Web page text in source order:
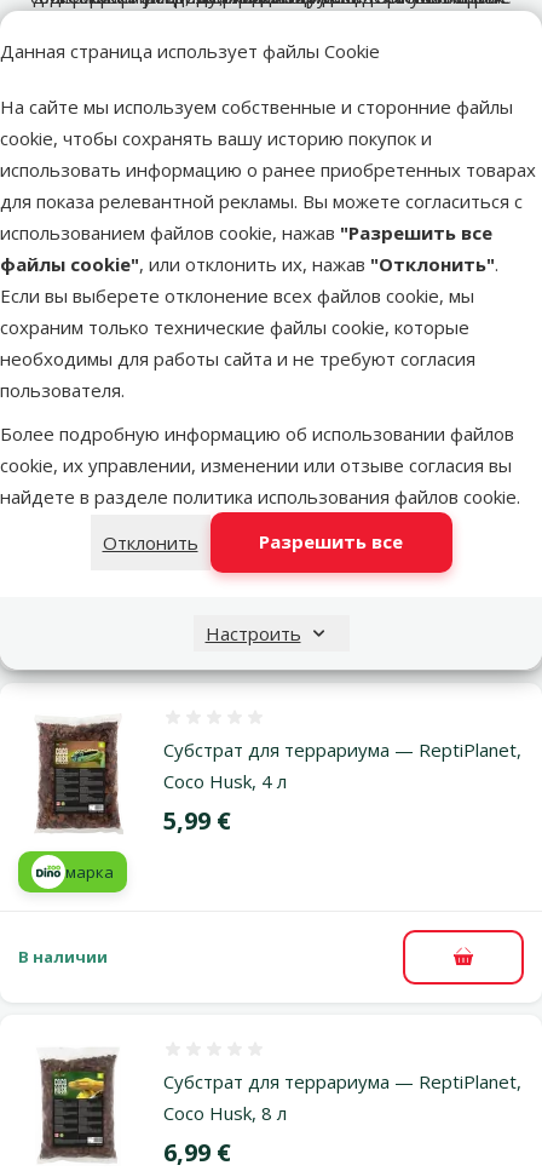
Данная страница использует файлы Cookie
На сайте мы используем собственные и сторонние файлы
cookie, чтобы сохранять вашу историю покупок и
использовать информацию о ранее приобретенных товарах
для показа релевантной рекламы. Вы можете согласиться с
использованием файлов cookie, нажав "Разрешить все
файлы cookie", или отклонить их, нажав "Отклонить".
Если вы выберете отклонение всех файлов cookie, мы
сохраним только технические файлы cookie, которые
необходимы для работы сайта и не требуют согласия
пользователя.
Более подробную информацию об использовании файлов
cookie, их управлении, изменении или отзыве согласия вы
найдете в разделе политика использования файлов cookie.
Отклонить
Разрешить все
Настроить
качественным продуктам и разумным ценам торговой
У производителя есть всё необходимое, чтобы создать
идеальные условия для жизни любых обитателей
террариума – змей, гекконов, лягушек, ящериц, черепах
или беспозвоночных.
эффективность и предлагает широкий ассортимент
инновационных террариумов и другого необходимого
оборудования, включая нагревательные пластины,
субстраты и декорации. Каждый террариум легко
адаптировать под твои потребности и нужды питомца.
Такие экспедиции позволяют получить ценные знания,
а также служат основой для создания образовательных
документальных фильмов для аудитории всех
возрастов.
владельцу обеспечить высококлассный уход за своим
Кроме того, представители Repti Planet в
образовательных целях посещают школы, детские
летние лагеря, а также различные кружки, где делятся
своими знаниями о природе и занимаются поиском
способов её защиты.
террариумом.
Предыдущая страница
Следующая страница
Перейти на страницу 1 Перейти на страницу 2 Перейти на страницу 3
Похожие продукты
Coco Soil, 635 г
Цена
2,49 €
марка
Субстрат для террариума — ReptiPlanet,
Coco Husk, 4 л
Цена
5,99 €
марка
В наличии В
Субстрат для террариума — ReptiPlanet,
Coco Husk, 8 л
Цена
6,99 €